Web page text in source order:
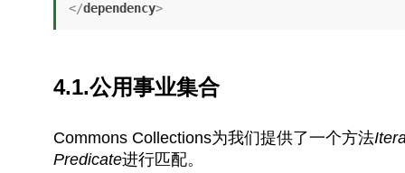
</dependency>
4.1.公用事业集合
Commons Collections为我们提供了一个方法
Predicate进行匹配。